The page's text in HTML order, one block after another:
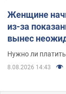
Женщине
из-за
вынес
Нужно ли
8.08.2026 14:43